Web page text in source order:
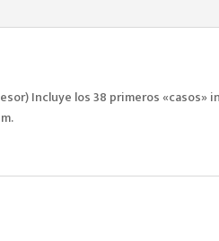
Incluye los 38 primeros «casos»